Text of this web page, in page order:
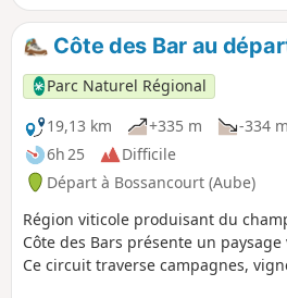
de l'eau, de la terre et des hommes.
suivant la vallée de l'Aube vous
traversez de jolies villages au
en mur en pans de Bois. Vous passez
devant le Château de Brienne le
Château pour filez vers la rivière la
dans le département de l'Aube pour
arriver au petit village de Chalette-
Voire.
Côte des Bar au
Parc Naturel Régional
19,13 km
+335 m
-334 m
6h 25
Difficile
Départ à Bossancourt (Aube)
Région viticole produisant du
Côte des Bars présente un paysage
Ce circuit traverse campagnes,